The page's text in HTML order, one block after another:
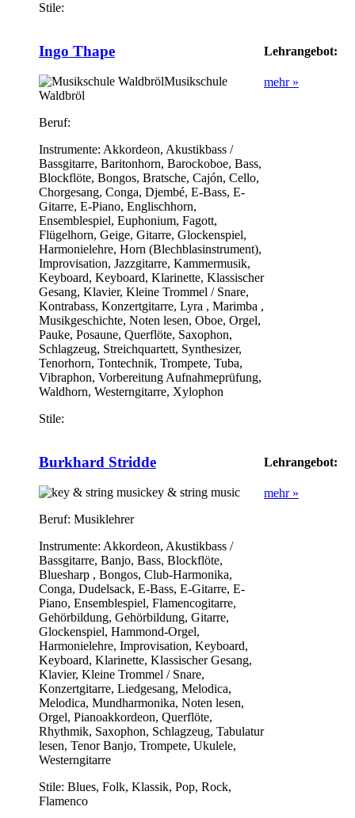
Stile:
Ingo Thape
Musikschule
Waldbröl
Beruf:
Instrumente: Akkordeon, Akustikbass /
Bassgitarre, Baritonhorn, Barockoboe, Bass,
Blockflöte, Bongos, Bratsche, Cajón, Cello,
Chorgesang, Conga, Djembé, E-Bass, E-
Gitarre, E-Piano, Englischhorn,
Ensemblespiel, Euphonium, Fagott,
Flügelhorn, Geige, Gitarre, Glockenspiel,
Harmonielehre, Horn (Blechblasinstrument),
Improvisation, Jazzgitarre, Kammermusik,
Keyboard, Keyboard, Klarinette, Klassischer
Gesang, Klavier, Kleine Trommel / Snare,
Kontrabass, Konzertgitarre, Lyra , Marimba ,
Musikgeschichte, Noten lesen, Oboe, Orgel,
Pauke, Posaune, Querflöte, Saxophon,
Schlagzeug, Streichquartett, Synthesizer,
Tenorhorn, Tontechnik, Trompete, Tuba,
Vibraphon, Vorbereitung Aufnahmeprüfung,
Waldhorn, Westerngitarre, Xylophon
Stile:
Lehrangebot:
mehr »
Burkhard Stridde
key & string music
Beruf: Musiklehrer
Instrumente: Akkordeon, Akustikbass /
Bassgitarre, Banjo, Bass, Blockflöte,
Bluesharp , Bongos, Club-Harmonika,
Conga, Dudelsack, E-Bass, E-Gitarre, E-
Piano, Ensemblespiel, Flamencogitarre,
Gehörbildung, Gehörbildung, Gitarre,
Glockenspiel, Hammond-Orgel,
Harmonielehre, Improvisation, Keyboard,
Keyboard, Klarinette, Klassischer Gesang,
Klavier, Kleine Trommel / Snare,
Konzertgitarre, Liedgesang, Melodica,
Melodica, Mundharmonika, Noten lesen,
Orgel, Pianoakkordeon, Querflöte,
Rhythmik, Saxophon, Schlagzeug, Tabulatur
lesen, Tenor Banjo, Trompete, Ukulele,
Westerngitarre
Stile: Blues, Folk, Klassik, Pop, Rock,
Flamenco
Lehrangebot:
mehr »